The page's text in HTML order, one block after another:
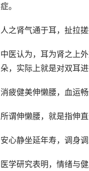
症。
人之肾气通于耳，扯拉
中医认为，耳为肾之上
朵，实际上就是对双耳
消疲健美伸懒腰，血运
所谓伸懒腰，就是指伸
安心静坐延年寿，调身
医学研究表明，情绪与